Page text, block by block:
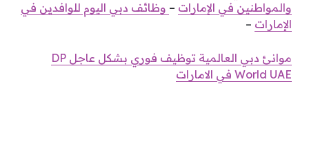
والمواطنين في الإمارات – وظائف دبي اليوم للوافدين في
الإمارات –
موانئ دبي العالمية توظيف فوري بشكل عاجل DP
World UAE في الامارات